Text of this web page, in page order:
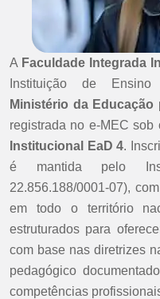
A Faculdade Integrada
Instituição de
Ministério da Educação
registrada no e-MEC
Institucional EaD 4.
é mantida pelo
22.856.188/0001-07),
em todo o território
estruturados para
com base nas diretrizes
pedagógico
competências